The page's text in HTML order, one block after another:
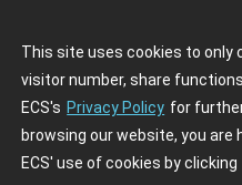
This site uses cookies to only
visitor number, share
ECS's Privacy Policy for
browsing our website, you are
ECS' use of cookies by clicking